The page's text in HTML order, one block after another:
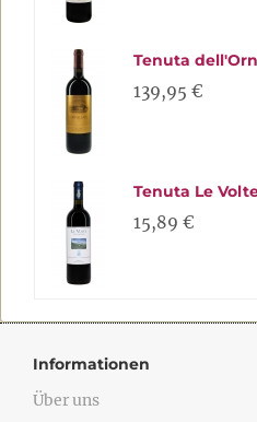
Tenuta
139,95 €
Tenuta Le
15,89 €
Informationen
Über uns